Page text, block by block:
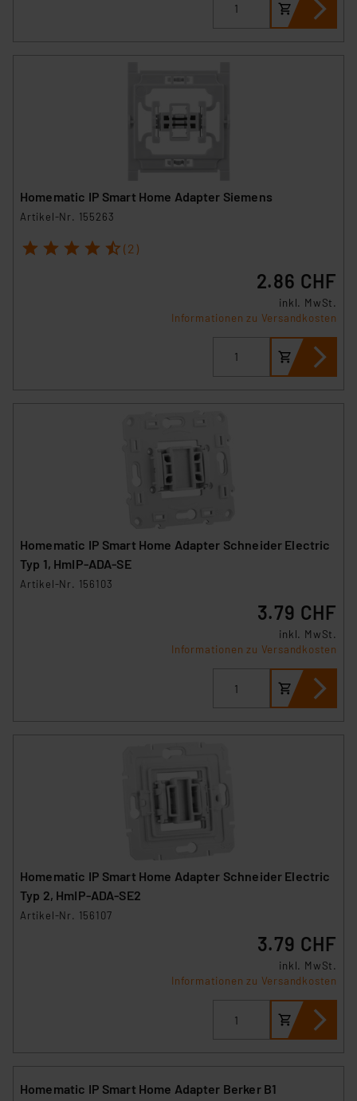
Homematic IP Smart Home Adapter Siemens
Artikel-Nr. 155263
1 2 3 4 5 (2)
2.86 CHF
inkl. MwSt.
Informationen zu Versandkosten
Homematic IP Smart Home Adapter Schneider Electric
Typ 1, HmIP-ADA-SE
Artikel-Nr. 156103
3.79 CHF
inkl. MwSt.
Informationen zu Versandkosten
Homematic IP Smart Home Adapter Schneider Electric
Typ 2, HmIP-ADA-SE2
Artikel-Nr. 156107
3.79 CHF
inkl. MwSt.
Informationen zu Versandkosten
Homematic IP Smart Home Adapter Berker B1